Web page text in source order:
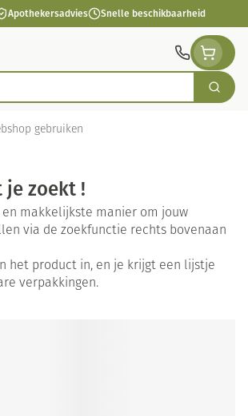
Apothekersadvies Snelle beschikbaarheid
Zoek
gebruiken
je zoekt !
en makkelijkste manier om jouw
via de zoekfunctie rechts bovenaan
het product in, en je krijgt een lijstje
verpakkingen.